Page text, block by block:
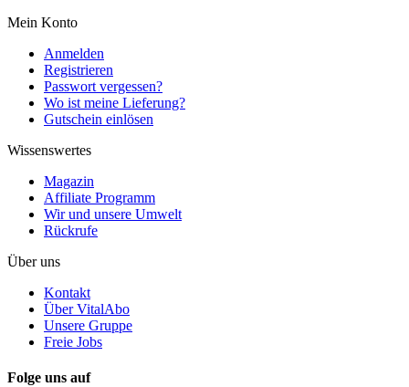
Mein Konto
Anmelden
Registrieren
Passwort vergessen?
Wo ist meine Lieferung?
Gutschein einlösen
Wissenswertes
Magazin
Affiliate Programm
Wir und unsere Umwelt
Rückrufe
Über uns
Kontakt
Über VitalAbo
Unsere Gruppe
Freie Jobs
Folge uns auf